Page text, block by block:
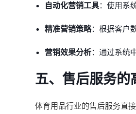
自动化营销工具：使用系
精准营销策略：根据客户
营销效果分析：通过系统
五、售后服务的
体育用品行业的售后服务直